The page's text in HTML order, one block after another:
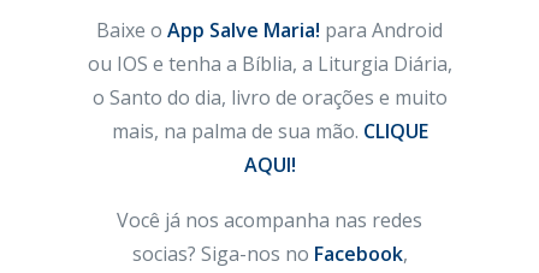
Baixe o App Salve Maria! para Android
ou IOS e tenha a Bíblia, a Liturgia Diária,
o Santo do dia, livro de orações e muito
mais, na palma de sua mão. CLIQUE
AQUI!
Você já nos acompanha nas redes
socias? Siga-nos no Facebook,